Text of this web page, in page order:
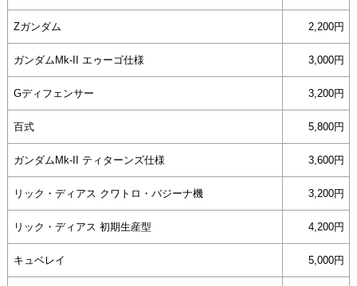
Ζガンダム 2,200円
ガンダムMk-II エゥーゴ仕様 3,000円
Gディフェンサー 3,200円
百式 5,800円
ガンダムMk-II ティターンズ仕様 3,600円
リック・ディアス クワトロ・バジーナ機 3,200円
リック・ディアス 初期生産型 4,200円
キュベレイ 5,000円